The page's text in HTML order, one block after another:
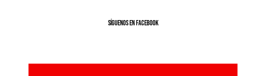
SíGUENOS EN FACEBOOK